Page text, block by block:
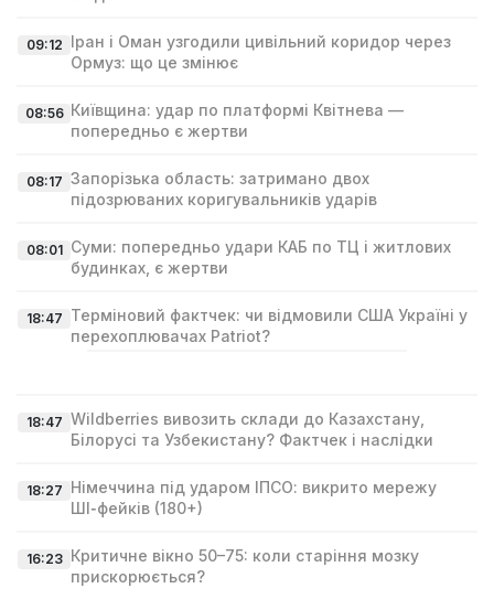
09:12 Іран і Оман узгодили цивільний коридор через
Ормуз: що це змінює
08:56 Київщина: удар по платформі Квітнева —
попередньо є жертви
08:17 Запорізька область: затримано двох
підозрюваних коригувальників ударів
08:01 Суми: попередньо удари КАБ по ТЦ і житлових
будинках, є жертви
18:47 Терміновий фактчек: чи відмовили США Україні у
перехоплювачах Patriot?
18:47 Wildberries вивозить склади до Казахстану,
Білорусі та Узбекистану? Фактчек і наслідки
18:27 Німеччина під ударом ІПСО: викрито мережу
ШІ‑фейків (180+)
16:23 Критичне вікно 50–75: коли старіння мозку
прискорюється?